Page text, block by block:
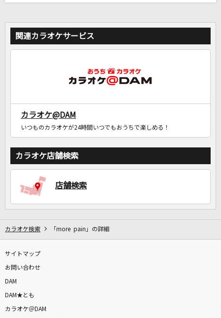
家族や友達と一緒に！練習にも！
関連カラオケサービス
カラオケ@DAM
いつものカラオケが24時間いつでもおうちで楽しめる！
カラオケ店舗検索
店舗検索
カラオケ検索 「more pain」の詳細
サイトマップ
お問い合わせ
DAM
DAM★とも
カラオケ＠DAM